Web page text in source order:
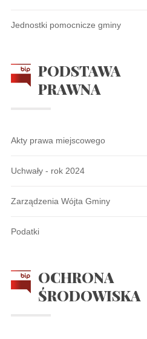
Jednostki pomocnicze gminy
PODSTAWA
PRAWNA
Akty prawa miejscowego
Uchwały - rok 2024
Zarządzenia Wójta Gminy
Podatki
OCHRONA
ŚRODOWISKA